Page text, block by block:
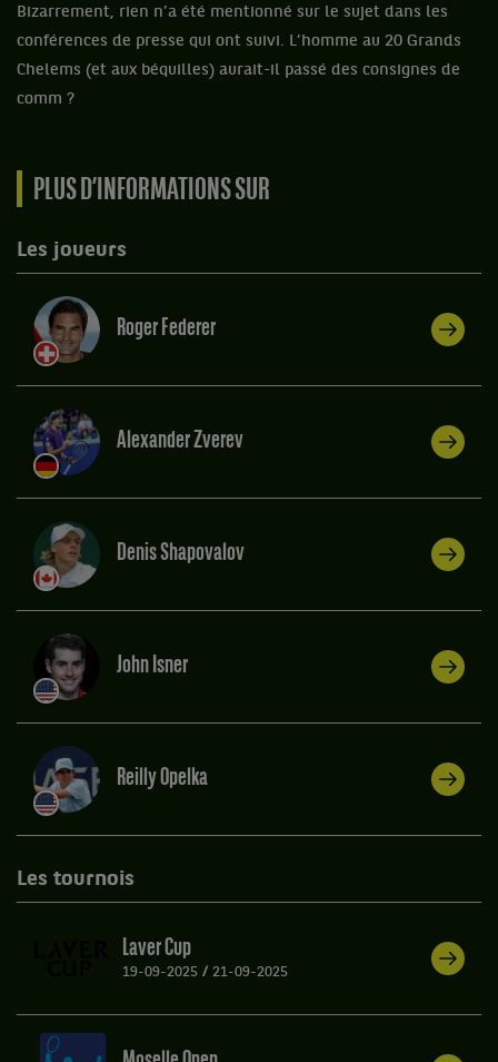
Bizarrement, rien n’a été mentionné sur le sujet dans les
conférences de presse qui ont suivi. L’homme au 20 Grands
Chelems (et aux béquilles) aurait-il passé des consignes de
comm ?
PLUS D’INFORMATIONS SUR
Les joueurs
Roger Federer
Alexander Zverev
Denis Shapovalov
John Isner
Reilly Opelka
Les tournois
Laver Cup
19-09-2025 / 21-09-2025